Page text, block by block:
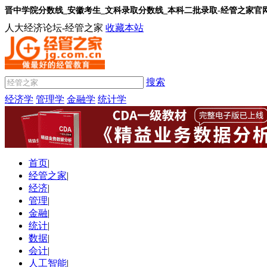
晋中学院分数线_安徽考生_文科录取分数线_本科二批录取-经管之家官
人大经济论坛-经管之家 收藏本站
搜索
经济学 管理学 金融学 统计学
首页|
经管之家|
经济|
管理|
金融|
统计|
数据|
会计|
人工智能|